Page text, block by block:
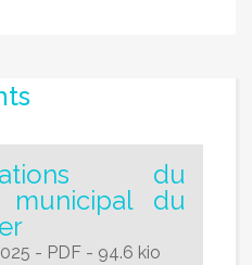
du
municipal du
- PDF - 94.6 kio